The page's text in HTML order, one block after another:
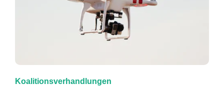
Koalitionsverhandlungen